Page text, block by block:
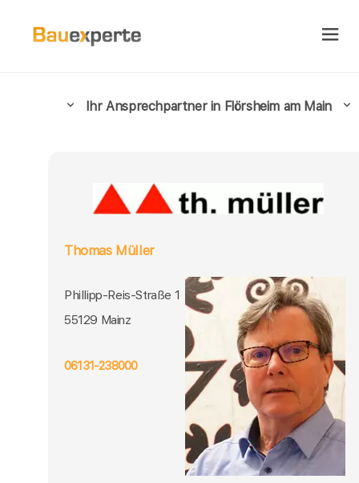
Ihr Ansprechpartner in Flörsheim am Main
Thomas Müller
Phillipp-Reis-Straße 1
55129 Mainz
06131-238000